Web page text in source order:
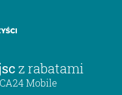
z rabatami
Mobile